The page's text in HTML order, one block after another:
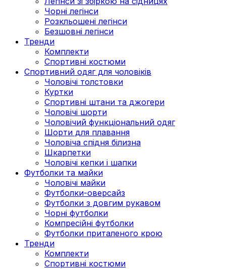
Чорні легінси
Розкльошені легінси
Безшовні легінси
Тренди
Комплекти
Спортивні костюми
Спортивний одяг для чоловіків
Чоловічі толстовки
Куртки
Спортивні штани та джогери
Чоловічі шорти
Чоловічий функціональний одяг
Шорти для плавання
Чоловіча спідня білизна
Шкарпетки
Чоловічі кепки і шапки
Футболки та майки
Чоловічі майки
Футболки-оверсайз
Футболки з довгим рукавом
Чорні футболки
Компресійні футболки
Футболки приталеного крою
Тренди
Комплекти
Спортивні костюми